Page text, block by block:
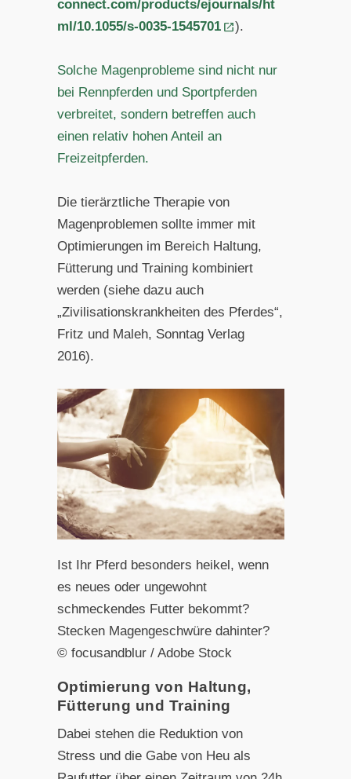
connect.com/products/ejournals/ht
ml/10.1055/s-0035-1545701
).
Solche Magenprobleme sind nicht nur
bei Rennpferden und Sportpferden
verbreitet, sondern betreffen auch
einen relativ hohen Anteil an
Freizeitpferden.
Die tierärztliche Therapie von
Magenproblemen sollte immer mit
Optimierungen im Bereich Haltung,
Fütterung und Training kombiniert
werden (siehe dazu auch
„Zivilisationskrankheiten des Pferdes“,
Fritz und Maleh, Sonntag Verlag
2016).
Ist Ihr Pferd besonders heikel, wenn
es neues oder ungewohnt
schmeckendes Futter bekommt?
Stecken Magengeschwüre dahinter?
© focusandblur / Adobe Stock
Optimierung von Haltung,
Fütterung und Training
Dabei stehen die Reduktion von
Stress und die Gabe von Heu als